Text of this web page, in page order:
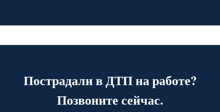
Пострадали в ДТП на работе?
Позвоните сейчас.